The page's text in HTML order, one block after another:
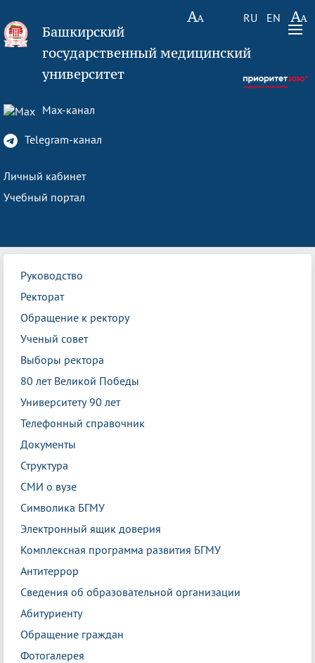
RU EN
Башкирский
государственный медицинский
университет
Max-канал
Telegram-канал
Личный кабинет
Учебный портал
Руководство
Ректорат
Обращение к ректору
Ученый совет
Выборы ректора
80 лет Великой Победы
Университету 90 лет
Телефонный справочник
Документы
Структура
СМИ о вузе
Символика БГМУ
Электронный ящик доверия
Комплексная программа развития БГМУ
Антитеррор
Сведения об образовательной организации
Абитуриенту
Обращение граждан
Фотогалерея